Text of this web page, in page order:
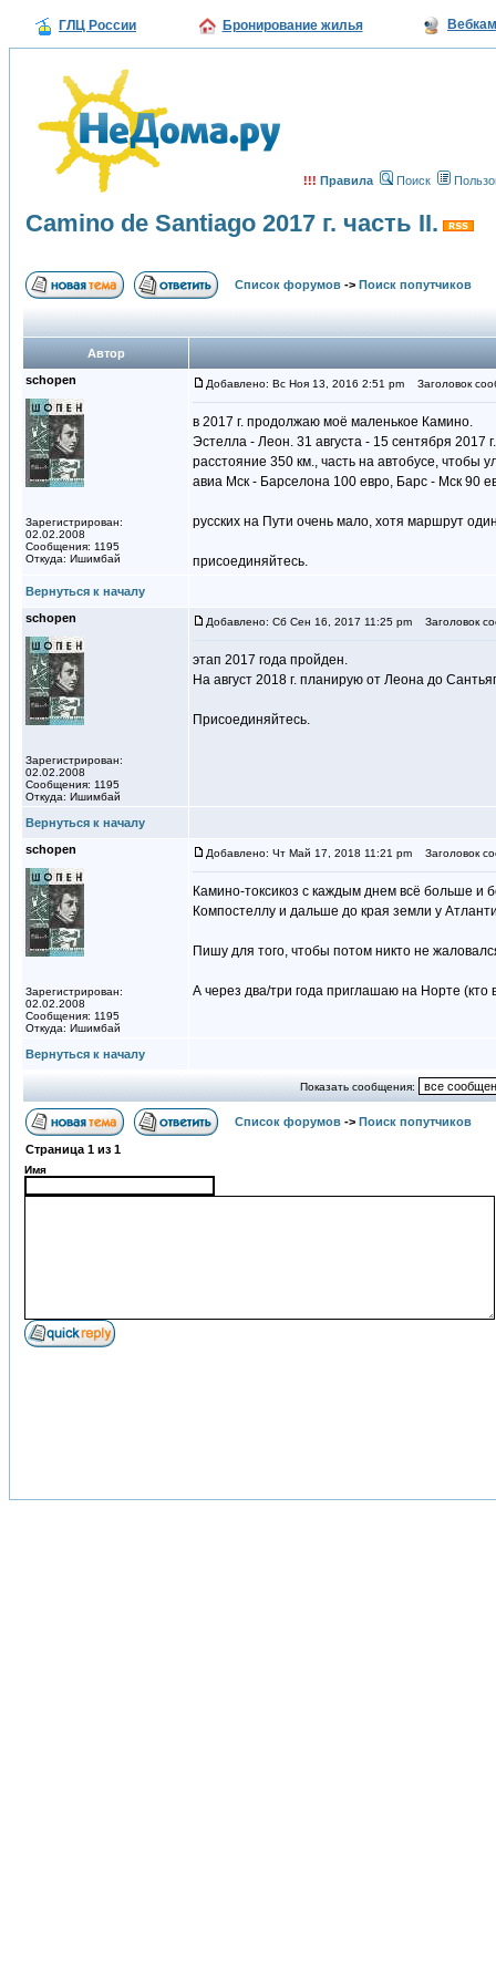
ГЛЦ России Бронирование жилья
!!! Правила Поиск
Camino de Santiago 2017 г. часть II.
Список форумов -> Поиск попутчиков
Автор
schopen
Зарегистрирован:
02.02.2008
Сообщения: 1195
Откуда: Ишимбай
Добавлено: Вс Ноя 13, 2016 2:51 pm Заголовок
в 2017 г. продолжаю моё маленькое Камино.
Эстелла - Леон. 31 августа - 15 сентября 2017 г.
расстояние 350 км., часть на автобусе, чтобы
авиа Мск - Барселона 100 евро, Барс - Мск 90
русских на Пути очень мало, хотя маршрут
присоединяйтесь.
Вернуться к началу
schopen
Зарегистрирован:
02.02.2008
Сообщения: 1195
Откуда: Ишимбай
Добавлено: Сб Сен 16, 2017 11:25 pm Заголовок
этап 2017 года пройден.
На август 2018 г. планирую от Леона до
Присоединяйтесь.
Вернуться к началу
schopen
Зарегистрирован:
02.02.2008
Сообщения: 1195
Откуда: Ишимбай
Добавлено: Чт Май 17, 2018 11:21 pm Заголовок
Камино-токсикоз с каждым днем всё больше и
Компостеллу и дальше до края земли у
Пишу для того, чтобы потом никто не
А через два/три года приглашаю на Норте (кто
Вернуться к началу
Показать сообщения:
Список форумов -> Поиск попутчиков
Страница 1 из 1
Имя